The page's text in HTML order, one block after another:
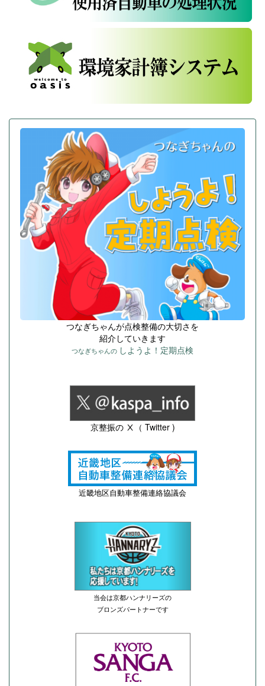
つなぎちゃんが点検整備の大切さを
紹介していきます
つなぎちゃんの しようよ！定期点検
京整振の Ⅹ（ Twitter )
近畿地区自動車整備連絡協議会
当会は京都ハンナリーズの
ブロンズパートナーです